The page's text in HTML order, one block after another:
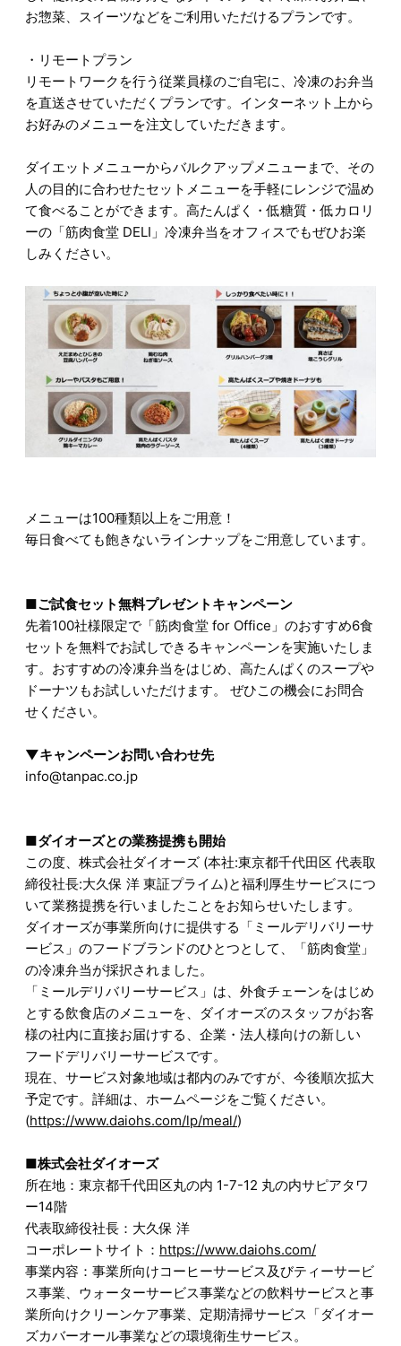
お惣菜、スイーツなどをご利用いただけるプランです。
・リモートプラン
リモートワークを行う従業員様のご自宅に、冷凍のお弁当
を直送させていただくプランです。インターネット上から
お好みのメニューを注文していただきます。
ダイエットメニューからバルクアップメニューまで、その
人の目的に合わせたセットメニューを手軽にレンジで温め
て食べることができます。高たんぱく・低糖質・低カロリ
ーの「筋肉食堂 DELI」冷凍弁当をオフィスでもぜひお楽
しみください。
メニューは100種類以上をご用意！
毎日食べても飽きないラインナップをご用意しています。
■ご試食セット無料プレゼントキャンペーン
先着100社様限定で「筋肉食堂 for Office」のおすすめ6食
セットを無料でお試しできるキャンペーンを実施いたしま
す。おすすめの冷凍弁当をはじめ、高たんぱくのスープや
ドーナツもお試しいただけます。 ぜひこの機会にお問合
せください。
▼キャンペーンお問い合わせ先
info@tanpac.co.jp
■ダイオーズとの業務提携も開始
この度、株式会社ダイオーズ (本社:東京都千代田区 代表取
締役社長:大久保 洋 東証プライム)と福利厚生サービスにつ
いて業務提携を行いましたことをお知らせいたします。
ダイオーズが事業所向けに提供する「ミールデリバリーサ
ービス」のフードブランドのひとつとして、「筋肉食堂」
の冷凍弁当が採択されました。
「ミールデリバリーサービス」は、外食チェーンをはじめ
とする飲食店のメニューを、ダイオーズのスタッフがお客
様の社内に直接お届けする、企業・法人様向けの新しい
フードデリバリーサービスです。
現在、サービス対象地域は都内のみですが、今後順次拡大
予定です。詳細は、ホームページをご覧ください。
(https://www.daiohs.com/lp/meal/)
■株式会社ダイオーズ
所在地：東京都千代田区丸の内 1-7-12 丸の内サピアタワ
ー14階
代表取締役社長：大久保 洋
コーポレートサイト： https://www.daiohs.com/
事業内容：事業所向けコーヒーサービス及びティーサービ
ス事業、ウォーターサービス事業などの飲料サービスと事
業所向けクリーンケア事業、定期清掃サービス「ダイオー
ズカバーオール事業などの環境衛生サービス。